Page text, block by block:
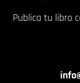
Publica tu libro